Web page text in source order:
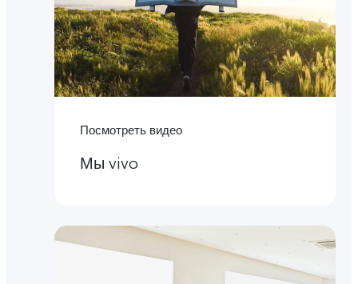
Посмотреть видео
Мы vivo